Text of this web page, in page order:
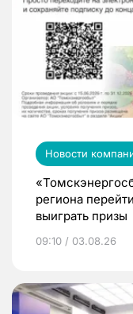
Новости
региона
выиграть призы
09:10 / 03.08.26